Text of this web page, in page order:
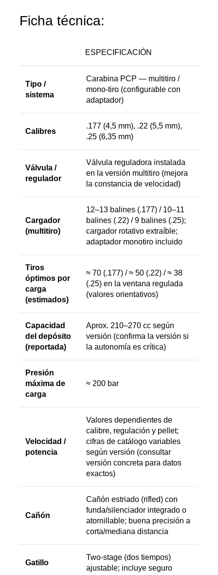
Ficha técnica:
ESPECIFICACIÓN
Tipo /
sistema
Carabina PCP — multitiro /
mono-tiro (configurable con
adaptador)
Calibres
.177 (4,5 mm), .22 (5,5 mm),
.25 (6,35 mm)
Válvula /
regulador
Válvula reguladora instalada
en la versión multitiro (mejora
la constancia de velocidad)
Cargador
(multitiro)
12–13 balines (.177) / 10–11
balines (.22) / 9 balines (.25);
cargador rotativo extraíble;
adaptador monotiro incluido
Tiros
óptimos por
carga
(estimados)
≈ 70 (.177) / ≈ 50 (.22) / ≈ 38
(.25) en la ventana regulada
(valores orientativos)
Capacidad
del depósito
(reportada)
Aprox. 210–270 cc según
versión (confirma la versión si
la autonomía es crítica)
Presión
máxima de
carga
≈ 200 bar
Velocidad /
potencia
Valores dependientes de
calibre, regulación y pellet;
cifras de catálogo variables
según versión (consultar
versión concreta para datos
exactos)
Cañón
Cañón estriado (rifled) con
funda/silenciador integrado o
atornillable; buena precisión a
corta/mediana distancia
Gatillo
Two-stage (dos tiempos)
ajustable; incluye seguro